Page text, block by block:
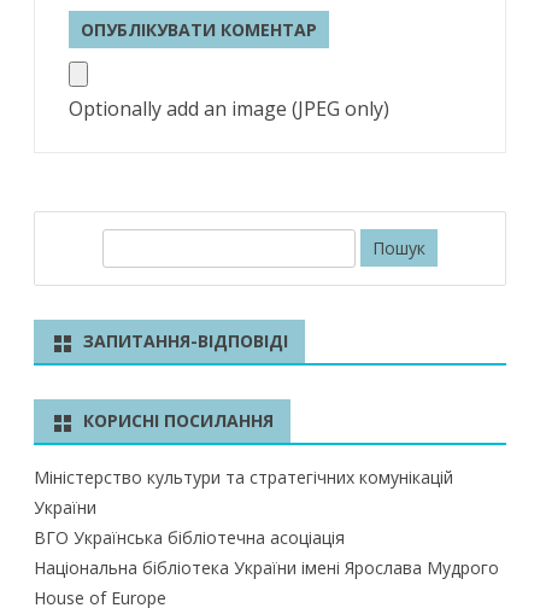
Optionally add an image (JPEG only)
к
ЗАПИТАННЯ-ВІДПОВІДІ
КОРИСНІ ПОСИЛАННЯ
Міністерство культури та стратегічних комунікацій
України
ВГО Українська бібліотечна асоціація
Національна бібліотека України імені Ярослава Мудрого
House of Europe